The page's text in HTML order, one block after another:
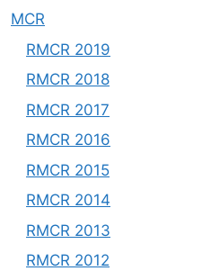
MCR
RMCR 2019
RMCR 2018
RMCR 2017
RMCR 2016
RMCR 2015
RMCR 2014
RMCR 2013
RMCR 2012